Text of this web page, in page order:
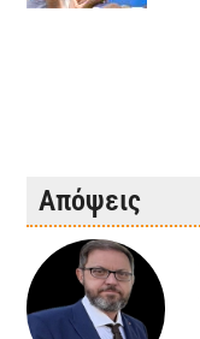
Απόψεις